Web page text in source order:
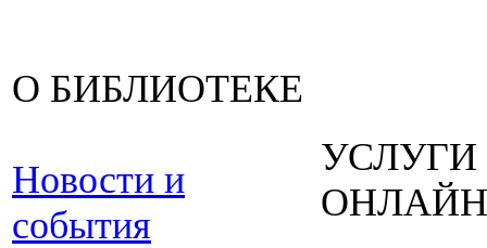
О БИБЛИОТЕКЕ
Новости и
события
УСЛУГИ
ОНЛАЙН